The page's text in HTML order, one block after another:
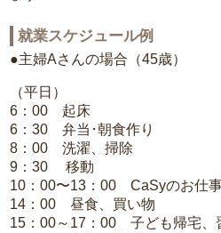
就業スケジュール例
●主婦Aさんの場合（45歳）
（平日）
6：00 起床
6：30 弁当･朝食作り
8：00 洗濯、掃除
9：30 移動
10：00〜13：00 CaSyのお仕
14：00 昼食、買い物
15：00～17：00 子ども帰宅、